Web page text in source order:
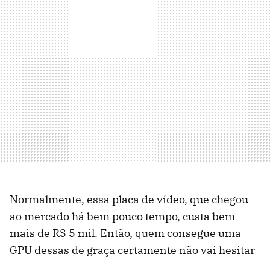
Normalmente, essa placa de vídeo, que chegou
ao mercado há bem pouco tempo, custa bem
mais de R$ 5 mil. Então, quem consegue uma
GPU dessas de graça certamente não vai hesitar